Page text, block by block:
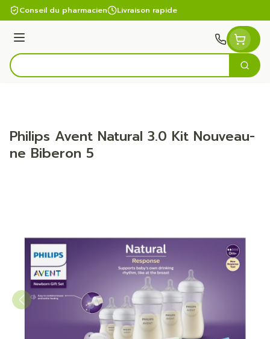
Aller au contenu
Conseil du pharmacien Livraison rapide
Menu
Rechercher
Philips Avent Natural 3.0 Kit Nouveau-
ne Biberon 5